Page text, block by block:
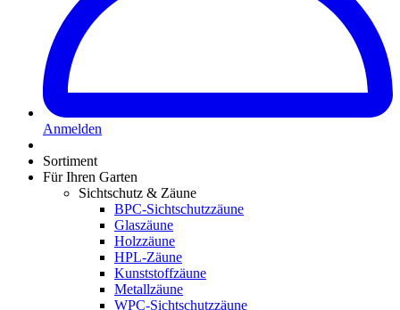
Anmelden
Sortiment
Für Ihren Garten
Sichtschutz & Zäune
BPC-Sichtschutzzäune
Glaszäune
Holzzäune
HPL-Zäune
Kunststoffzäune
Metallzäune
WPC-Sichtschutzzäune